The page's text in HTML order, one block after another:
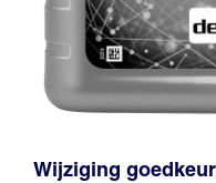
Wijziging